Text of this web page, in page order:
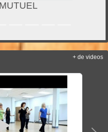
MAIF
+ de videos